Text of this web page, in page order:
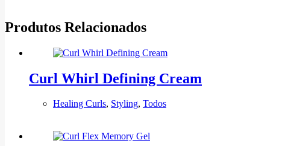
Produtos Relacionados
Curl Whirl Defining Cream
Healing Curls, Styling, Todos